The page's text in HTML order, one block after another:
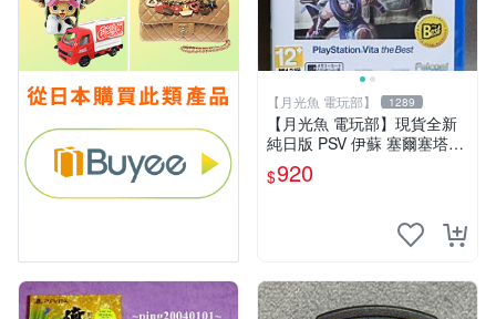
【月光魚 電玩部】 1289
【月光魚 電玩部】現貨全新
純日版 PSV 伊蘇 塞爾塞塔的
樹海 BEST版 日版日文
$920